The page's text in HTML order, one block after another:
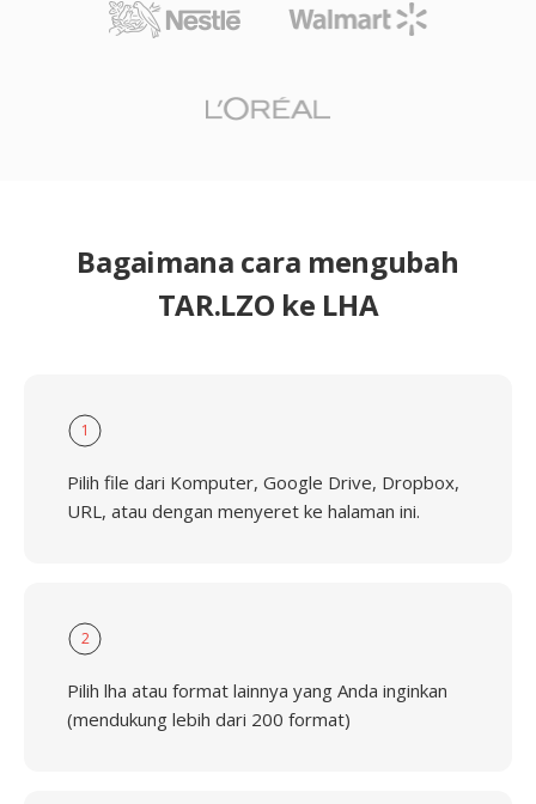
Bagaimana cara mengubah
TAR.LZO ke LHA
1
Pilih file dari Komputer, Google Drive, Dropbox,
URL, atau dengan menyeret ke halaman ini.
2
Pilih lha atau format lainnya yang Anda inginkan
(mendukung lebih dari 200 format)